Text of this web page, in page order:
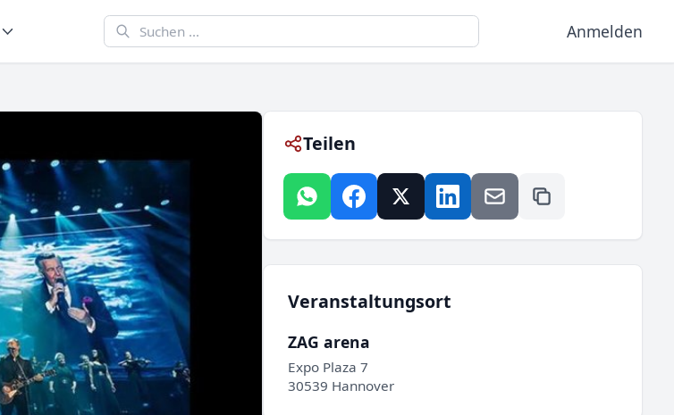
Anmelden
Teilen
Veranstaltungsort
ZAG arena
Expo Plaza 7
30539 Hannover